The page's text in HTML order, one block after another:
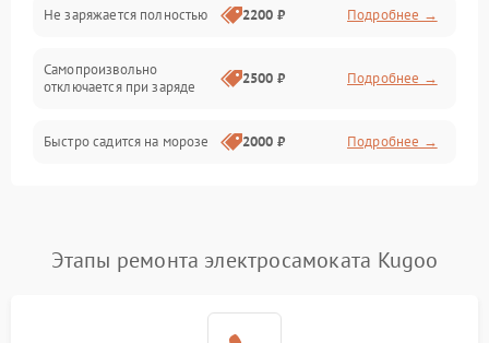
Не заряжается полностью 2200 ₽ Подробнее →
Самопроизвольно
отключается при заряде
2500 ₽ Подробнее →
Быстро садится на морозе 2000 ₽ Подробнее →
Этапы ремонта электросамоката Kugoo